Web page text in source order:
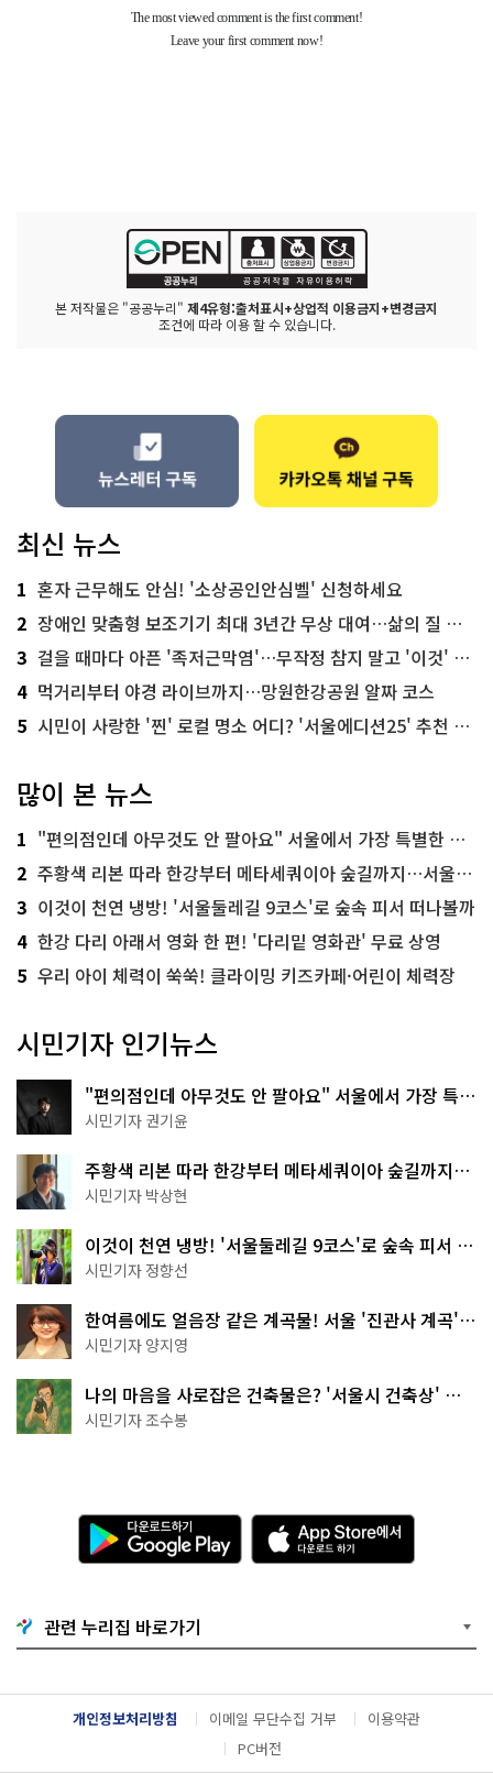
본 저작물은 "공공누리" 제4유형:출처표시+상업적 이용금지+변경금지
조건에 따라 이용 할 수 있습니다.
최신 뉴스
1 혼자 근무해도 안심! '소상공인안심벨' 신청하세요
2 장애인 맞춤형 보조기기 최대 3년간 무상 대여…삶의 질 높인다
3 걸을 때마다 아픈 '족저근막염'…무작정 참지 말고 '이것' 해보세요!
4 먹거리부터 야경 라이브까지…망원한강공원 알짜 코스
5 시민이 사랑한 '찐' 로컬 명소 어디? '서울에디션25' 추천 코스
많이 본 뉴스
1 "편의점인데 아무것도 안 팔아요" 서울에서 가장 특별한 편의점의 정체
2 주황색 리본 따라 한강부터 메타세쿼이아 숲길까지…서울둘레길 15코스
3 이것이 천연 냉방! '서울둘레길 9코스'로 숲속 피서 떠나볼까
4 한강 다리 아래서 영화 한 편! '다리밑 영화관' 무료 상영
5 우리 아이 체력이 쑥쑥! 클라이밍 키즈카페·어린이 체력장
시민기자 인기뉴스
"편의점인데 아무것도 안 팔아요" 서울에서 가장 특별
한 편의점의 정체
시민기자 권기윤
주황색 리본 따라 한강부터 메타세쿼이아 숲길까지…
서울둘레길 15코스
시민기자 박상현
이것이 천연 냉방! '서울둘레길 9코스'로 숲속 피서 떠
나볼까
시민기자 정향선
한여름에도 얼음장 같은 계곡물! 서울 '진관사 계곡'이
천국이네~
시민기자 양지영
나의 마음을 사로잡은 건축물은? '서울시 건축상' 수
상작 공개!
시민기자 조수봉
다
운
로
기
G
o
g
l
e
l
A
p
p
e
서
다
운
드
관련 누리집 바로가기
개인정보처리방침 이메일 무단수집 거부
이용약관
PC버전